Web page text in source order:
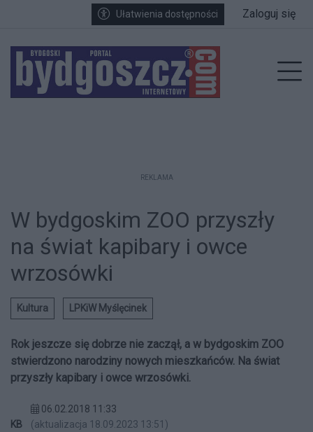
Przejdź do głównych treści
Przejdź do wyszukiwarki
Przejdź do głównego menuUłatwienia dostępności Zaloguj się
REKLAMA
W bydgoskim ZOO przyszły
na świat kapibary i owce
wrzosówki
Kultura LPKiW Myślęcinek
Rok jeszcze się dobrze nie zaczął, a w bydgoskim ZOO
stwierdzono narodziny nowych mieszkańców. Na świat
przyszły kapibary i owce wrzosówki.
KB
06.02.2018 11:33
(aktualizacja 18.09.2023 13:51)